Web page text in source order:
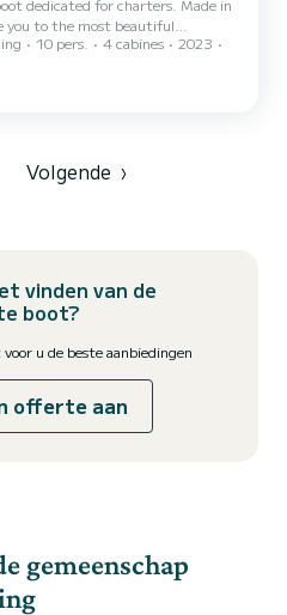
dedicated for charters. Made in
to the most beautiful
You will be able to
when cruising and take
10 pers. 4 cabines
2023
Volgende ›
vinden van de
boot?
u de beste aanbiedingen
offerte aan
gemeenschap